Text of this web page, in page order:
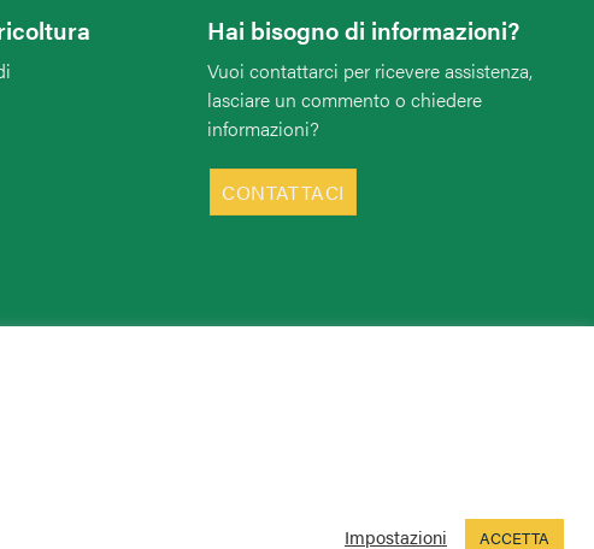
Hai bisogno di informazioni?
Vuoi contattarci per ricevere assistenza,
lasciare un commento o chiedere
informazioni?
CONTATTACI
Impostazioni ACCETTA